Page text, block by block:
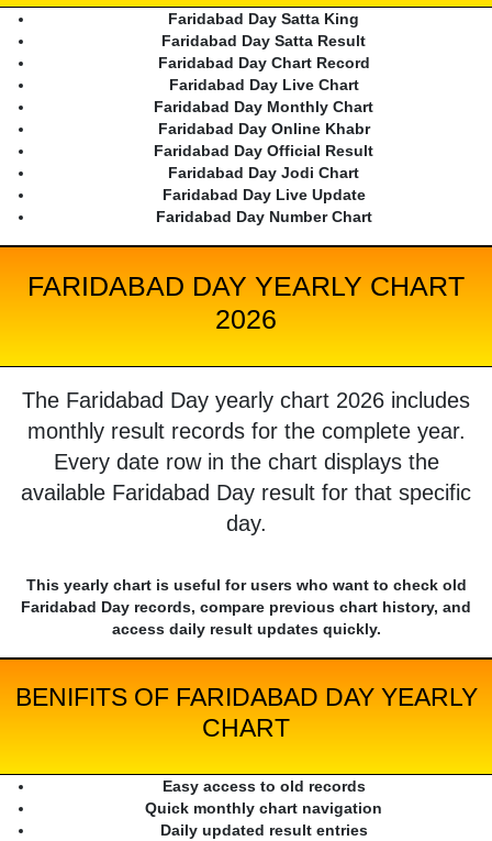
Faridabad Day Satta King
Faridabad Day Satta Result
Faridabad Day Chart Record
Faridabad Day Live Chart
Faridabad Day Monthly Chart
Faridabad Day Online Khabr
Faridabad Day Official Result
Faridabad Day Jodi Chart
Faridabad Day Live Update
Faridabad Day Number Chart
FARIDABAD DAY YEARLY CHART
2026
The Faridabad Day yearly chart 2026 includes
monthly result records for the complete year.
Every date row in the chart displays the
available Faridabad Day result for that specific
day.
This yearly chart is useful for users who want to check old
Faridabad Day records, compare previous chart history, and
access daily result updates quickly.
BENIFITS OF FARIDABAD DAY YEARLY
CHART
Easy access to old records
Quick monthly chart navigation
Daily updated result entries